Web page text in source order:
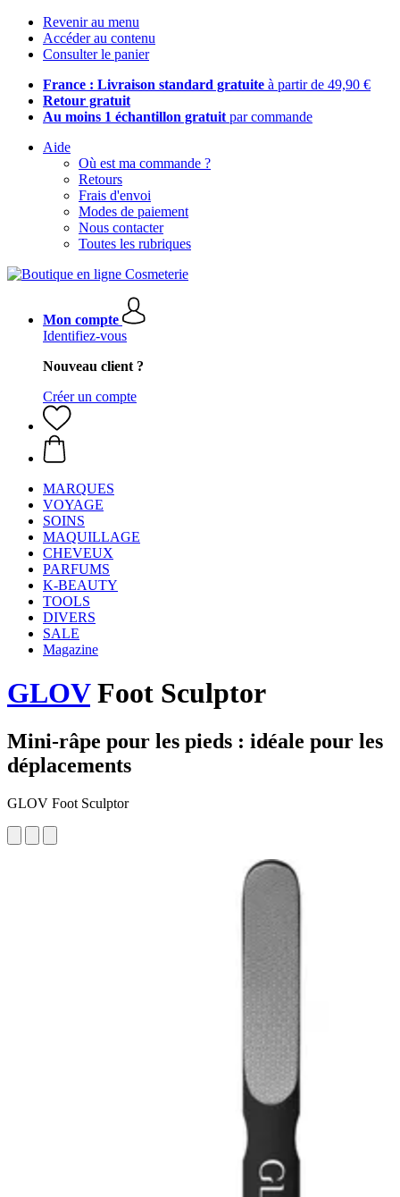
Revenir au menu
Accéder au contenu
Consulter le panier
France : Livraison standard gratuite à partir de 49,90 €
Retour gratuit
Au moins 1 échantillon gratuit par commande
Aide
Où est ma commande ?
Retours
Frais d'envoi
Modes de paiement
Nous contacter
Toutes les rubriques
Mon compte
Identifiez-vous
Nouveau client ?
Créer un compte
MARQUES
VOYAGE
SOINS
MAQUILLAGE
CHEVEUX
PARFUMS
K-BEAUTY
TOOLS
DIVERS
SALE
Magazine
GLOVFoot Sculptor
Mini-râpe pour les pieds : idéale pour les
déplacements
GLOV Foot Sculptor